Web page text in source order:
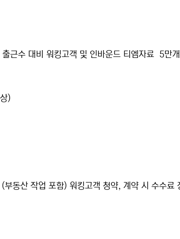
근수 대비 워킹고객 및 인바운드 티엠자료 5만
)
동산 작업 포함) 워킹고객 청약, 계약 시 수수료